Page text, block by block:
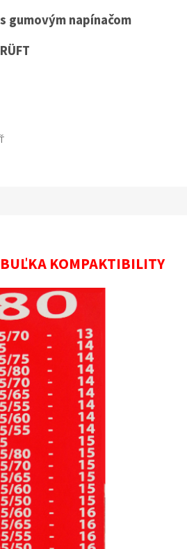
gumovým napínačom
KOMPAKTIBILITY